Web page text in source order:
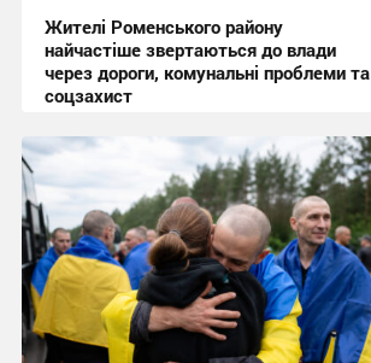
Жителі Роменського району
найчастіше звертаються до влади
через дороги, комунальні проблеми та
соцзахист